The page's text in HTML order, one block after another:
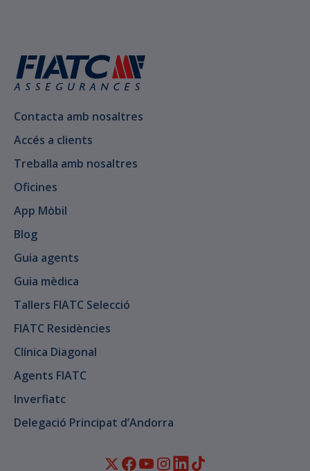
Contacta amb nosaltres
Accés a clients
Treballa amb nosaltres
Oficines
App Mòbil
Blog
Guia agents
Guia mèdica
Tallers FIATC Selecció
FIATC Residències
Clínica Diagonal
Agents FIATC
Inverfiatc
Delegació Principat d’Andorra